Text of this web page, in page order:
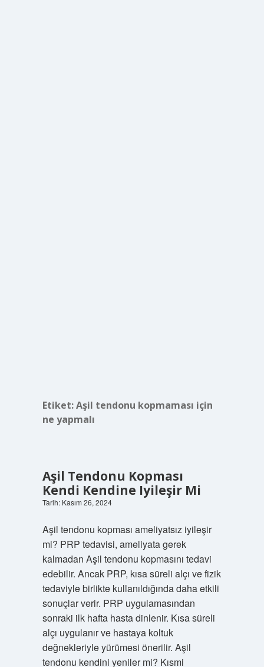
Etiket:Aşil tendonu kopmaması için
ne yapmalı
Aşil Tendonu Kopması
Kendi Kendine Iyileşir Mi
Tarih: Kasım 26, 2024
Aşil tendonu kopması ameliyatsız iyileşir
mi? PRP tedavisi, ameliyata gerek
kalmadan Aşil tendonu kopmasını tedavi
edebilir. Ancak PRP, kısa süreli alçı ve fizik
tedaviyle birlikte kullanıldığında daha etkili
sonuçlar verir. PRP uygulamasından
sonraki ilk hafta hasta dinlenir. Kısa süreli
alçı uygulanır ve hastaya koltuk
değnekleriyle yürümesi önerilir. Aşil
tendonu kendini yeniler mi? Kısmi